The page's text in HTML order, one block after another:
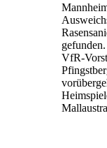
VfR-